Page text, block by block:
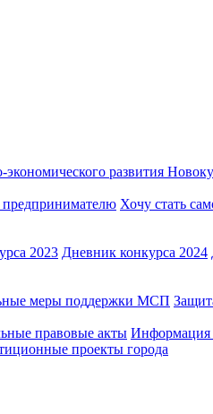
экономического развития
Хочу стать
2023 Дневник конкурса 2024
меры поддержки МСП
правовые акты Информация
проекты города